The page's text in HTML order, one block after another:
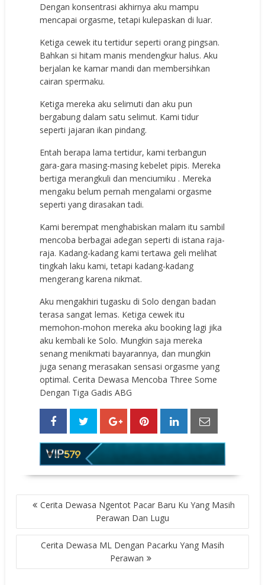
Dengan konsentrasi akhirnya aku mampu
mencapai orgasme, tetapi kulepaskan di luar.
Ketiga cewek itu tertidur seperti orang pingsan.
Bahkan si hitam manis mendengkur halus. Aku
berjalan ke kamar mandi dan membersihkan
cairan spermaku.
Ketiga mereka aku selimuti dan aku pun
bergabung dalam satu selimut. Kami tidur
seperti jajaran ikan pindang.
Entah berapa lama tertidur, kami terbangun
gara-gara masing-masing kebelet pipis. Mereka
bertiga merangkuli dan menciumiku . Mereka
mengaku belum pernah mengalami orgasme
seperti yang dirasakan tadi.
Kami berempat menghabiskan malam itu sambil
mencoba berbagai adegan seperti di istana raja-
raja. Kadang-kadang kami tertawa geli melihat
tingkah laku kami, tetapi kadang-kadang
mengerang karena nikmat.
Aku mengakhiri tugasku di Solo dengan badan
terasa sangat lemas. Ketiga cewek itu
memohon-mohon mereka aku booking lagi jika
aku kembali ke Solo. Mungkin saja mereka
senang menikmati bayarannya, dan mungkin
juga senang merasakan sensasi orgasme yang
optimal. Cerita Dewasa Mencoba Three Some
Dengan Tiga Gadis ABG
POST
NAVIGATION
Cerita Dewasa Ngentot Pacar Baru Ku Yang Masih
Perawan Dan Lugu
Cerita Dewasa ML Dengan Pacarku Yang Masih
Perawan